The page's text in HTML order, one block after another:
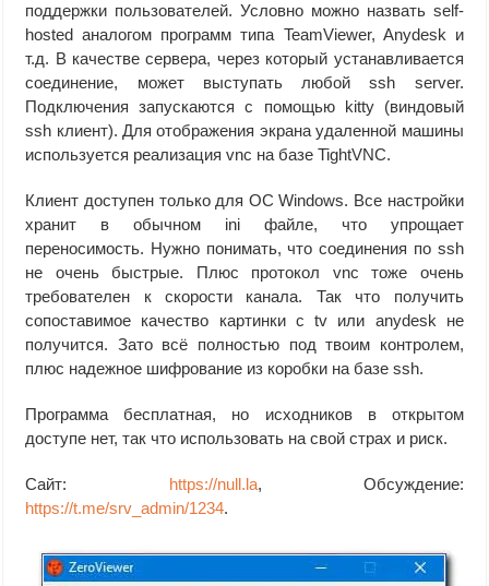
поддержки пользователей. Условно можно назвать self-
hosted аналогом программ типа TeamViewer, Anydesk и
т.д. В качестве сервера, через который устанавливается
соединение, может выступать любой ssh server.
Подключения запускаются с помощью kitty (виндовый
ssh клиент). Для отображения экрана удаленной машины
используется реализация vnc на базе TightVNC.
Клиент доступен только для ОС Windows. Все настройки
хранит в обычном ini файле, что упрощает
переносимость. Нужно понимать, что соединения по ssh
не очень быстрые. Плюс протокол vnc тоже очень
требователен к скорости канала. Так что получить
сопоставимое качество картинки с tv или anydesk не
получится. Зато всё полностью под твоим контролем,
плюс надежное шифрование из коробки на базе ssh.
Программа бесплатная, но исходников в открытом
доступе нет, так что использовать на свой страх и риск.
Сайт: https://null.la, Обсуждение:
https://t.me/srv_admin/1234.